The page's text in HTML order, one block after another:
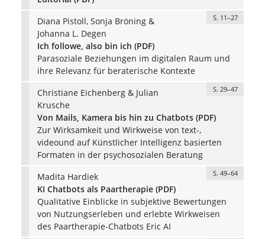
Diana Pistoll, Sonja Bröning &
Johanna L. Degen
S. 11–27
Ich followe, also bin ich (PDF)
Parasoziale Beziehungen im digitalen Raum und
ihre Relevanz für beraterische Kontexte
Christiane Eichenberg & Julian
Krusche
S. 29–47
Von Mails, Kamera bis hin zu Chatbots (PDF)
Zur Wirksamkeit und Wirkweise von text-,
videound auf Künstlicher Intelligenz basierten
Formaten in der psychosozialen Beratung
Madita Hardiek
S. 49–64
KI Chatbots als Paartherapie (PDF)
Qualitative Einblicke in subjektive Bewertungen
von Nutzungserleben und erlebte Wirkweisen
des Paartherapie-Chatbots Eric AI